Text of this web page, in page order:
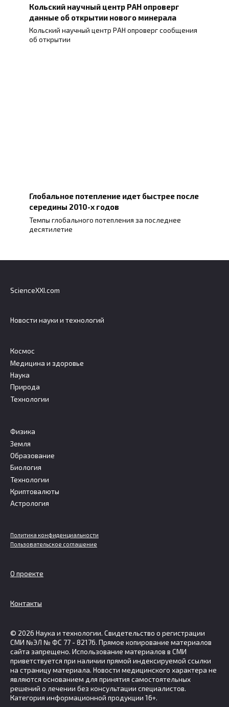
Кольский научный центр РАН опроверг
данные об открытии нового минерала
Кольский научный центр РАН опроверг сообщения
об открытии
Глобальное потепление идет быстрее после
середины 2010-х годов
Темпы глобального потепления за последнее
десятилетие
ScienceXXI.com
Новости науки и технологий
Космос
Медицина и здоровье
Наука
Природа
Технологии
Физика
Земля
Образование
Биология
Технологии
Криптовалюты
Астрология
Политика конфиденциальности
Пользовательское соглашение
О проекте
Контакты
© 2026 Наука и технологии. Свидетельство о регистрации
СМИ №ЭЛ № ФС 77 - 82176. Прямое копирование материалов
сайта запрещено. Использование материалов в СМИ
приветствуется при наличии прямой индексируемой ссылки
на страницу материала. Новости медицинского характера не
являются основанием для принятия самостоятельных
решений о лечении без консультации специалистов.
Категория информационной продукции 16+.